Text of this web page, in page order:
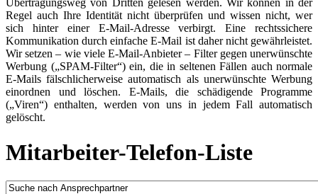
Übertragungsweg von Dritten gelesen werden. Wir können in der
Regel auch Ihre Identität nicht überprüfen und wissen nicht, wer
sich hinter einer E-Mail-Adresse verbirgt. Eine rechtssichere
Kommunikation durch einfache E-Mail ist daher nicht gewährleistet.
Wir setzen – wie viele E-Mail-Anbieter – Filter gegen unerwünschte
Werbung („SPAM-Filter“) ein, die in seltenen Fällen auch normale
E-Mails fälschlicherweise automatisch als unerwünschte Werbung
einordnen und löschen. E-Mails, die schädigende Programme
(„Viren“) enthalten, werden von uns in jedem Fall automatisch
gelöscht.
Mitarbeiter-Telefon-Liste